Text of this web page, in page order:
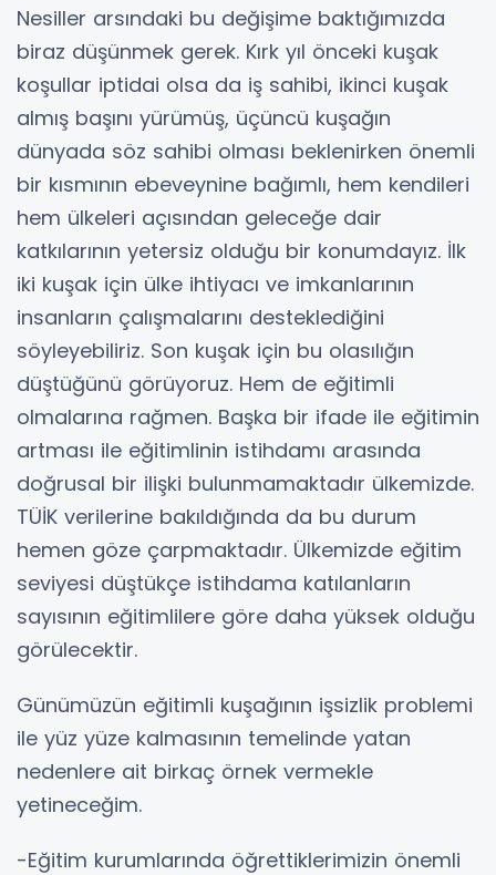
Nesiller arsındaki bu değişime baktığımızda
biraz düşünmek gerek. Kırk yıl önceki kuşak
koşullar iptidai olsa da iş sahibi, ikinci kuşak
almış başını yürümüş, üçüncü kuşağın
dünyada söz sahibi olması beklenirken önemli
bir kısmının ebeveynine bağımlı, hem kendileri
hem ülkeleri açısından geleceğe dair
katkılarının yetersiz olduğu bir konumdayız. İlk
iki kuşak için ülke ihtiyacı ve imkanlarının
insanların çalışmalarını desteklediğini
söyleyebiliriz. Son kuşak için bu olasılığın
düştüğünü görüyoruz. Hem de eğitimli
olmalarına rağmen. Başka bir ifade ile eğitimin
artması ile eğitimlinin istihdamı arasında
doğrusal bir ilişki bulunmamaktadır ülkemizde.
TÜİK verilerine bakıldığında da bu durum
hemen göze çarpmaktadır. Ülkemizde eğitim
seviyesi düştükçe istihdama katılanların
sayısının eğitimlilere göre daha yüksek olduğu
görülecektir.
Günümüzün eğitimli kuşağının işsizlik problemi
ile yüz yüze kalmasının temelinde yatan
nedenlere ait birkaç örnek vermekle
yetineceğim.
-Eğitim kurumlarında öğrettiklerimizin önemli